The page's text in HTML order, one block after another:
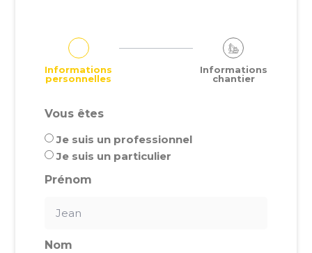
Informations
personnelles
Informations
chantier
Vous êtes
Je suis un professionnel
Je suis un particulier
Prénom
Nom